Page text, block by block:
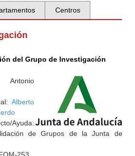
Centros
del Grupo de Investigación
Antonio
Alberto
Ayuda:
de Grupos de la Junta de